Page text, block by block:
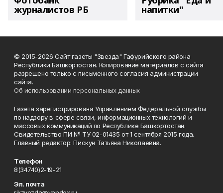
журналистов РБ напитки"
© 2015-2026 Сайт газеты "Звезда" Гафурийского района
Республики Башкортостан. Копирование материалов с сайта
разрешено только с письменного согласия администрации
сайта.
Об использовании персональных данных
Газета зарегистрирована Управлением Федеральной службы
по надзору в сфере связи, информационных технологий и
массовых коммуникаций по Республике Башкортостан.
Свидетельство ПИ № ТУ 02-01435 от 1 сентября 2015 года.
Главный редактор: Пискун Татьяна Николаевна.
Телефон
8(34740)2-19-21
Эл. почта